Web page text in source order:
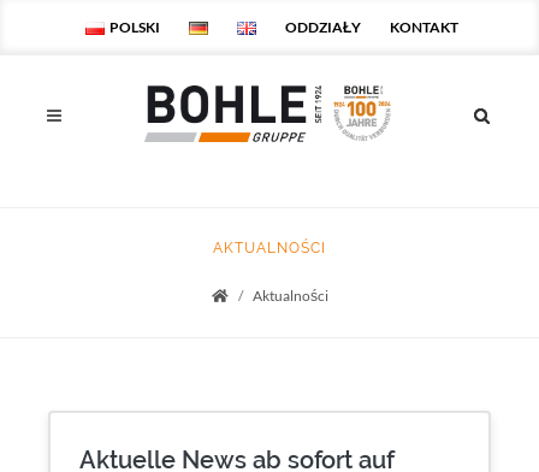
POLSKI ODDZIAŁY KONTAKT
AKTUALNOŚCI
Aktualności
Aktuelle News ab sofort auf